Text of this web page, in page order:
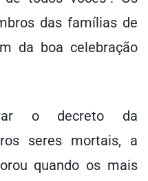
das famílias de
da boa celebração
o decreto da
seres mortais, a
quando os mais